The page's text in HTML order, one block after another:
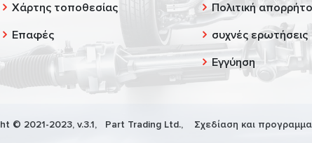
Χάρτης τοποθεσίας
Επαφές
Πολιτική
συχνές ερωτήσεις
Εγγύηση
© 2021-2023, v.3.1, Part Trading Ltd., Σχεδίαση και